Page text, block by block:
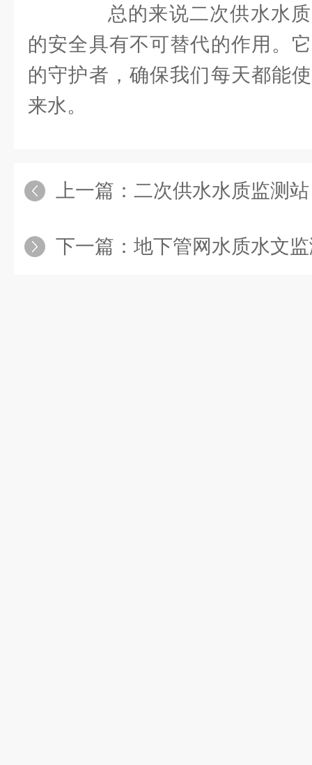
总的来说二次供水水质
的安全具有不可替代的作用。
的守护者，确保我们每天都能
来水。
上一篇： 二次供水水质监测站：准确
下一篇： 地下管网水质水文监测站：实时